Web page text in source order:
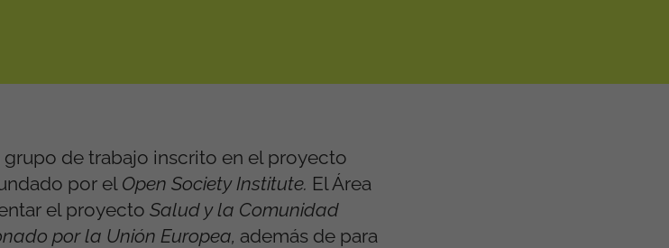
grupo de trabajo inscrito en el proyecto
por el Open Society Institute. El Área
el proyecto Salud y la Comunidad
por la Unión Europea, además de para